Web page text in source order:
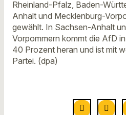
Rheinland-Pfalz, Baden-
Anhalt und Mecklenburg-
gewählt. In Sachsen-Anhalt
Vorpommern kommt die AfD
40 Prozent heran und ist mit
Partei. (dpa)